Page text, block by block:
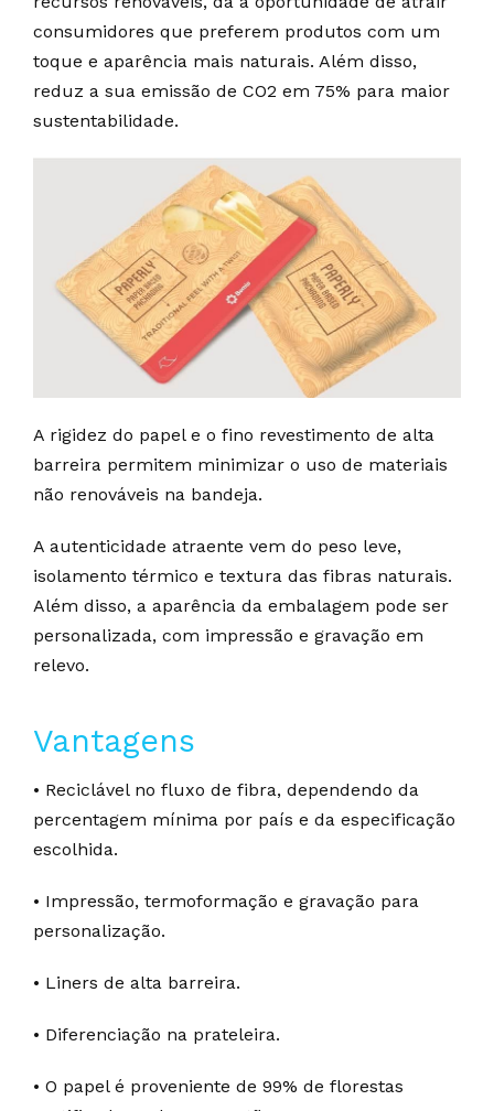
consumidores que preferem produtos com um
toque e aparência mais naturais. Além disso,
reduz a sua emissão de CO2 em 75% para maior
sustentabilidade.
A rigidez do papel e o fino revestimento de alta
barreira permitem minimizar o uso de materiais
não renováveis na bandeja.
A autenticidade atraente vem do peso leve,
isolamento térmico e textura das fibras naturais.
Além disso, a aparência da embalagem pode ser
personalizada, com impressão e gravação em
relevo.
Vantagens
• Reciclável no fluxo de fibra, dependendo da
percentagem mínima por país e da especificação
escolhida.
• Impressão, termoformação e gravação para
personalização.
• Liners de alta barreira.
• Diferenciação na prateleira.
• O papel é proveniente de 99% de florestas